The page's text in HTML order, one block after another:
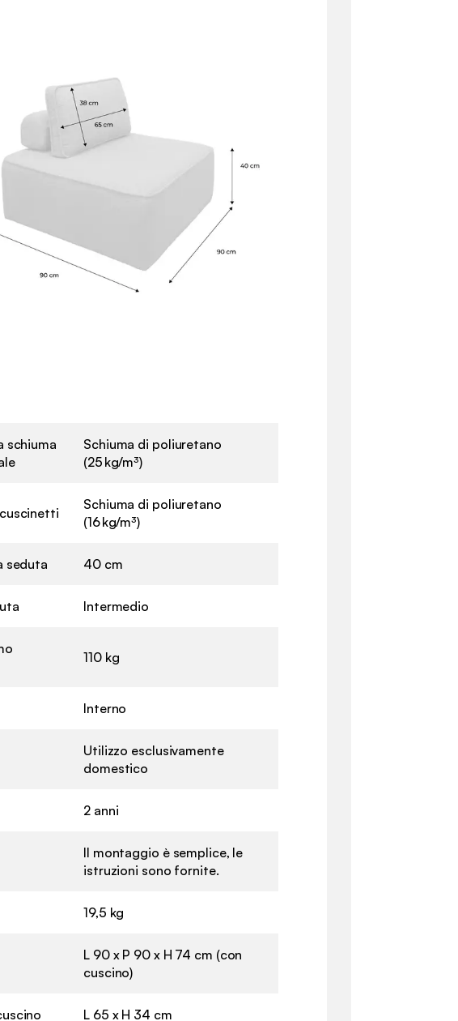
schiuma
Schiuma di poliuretano
(25 kg/m³)
Schiuma di poliuretano
(16 kg/m³)
seduta 40 cm
Intermedio
110 kg
Interno
Utilizzo esclusivamente
domestico
2 anni
Il montaggio è semplice, le
istruzioni sono fornite.
19,5 kg
L 90 x P 90 x H 74 cm (con
cuscino)
L 65 x H 34 cm